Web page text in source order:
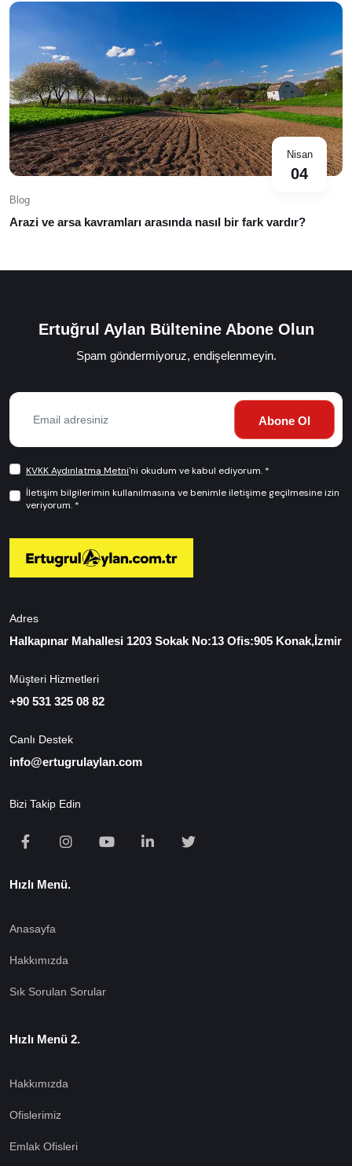
Nisan
04
Blog
Arazi ve arsa kavramları arasında nasıl bir fark vardır?
Ertuğrul Aylan Bültenine Abone Olun
Spam göndermiyoruz, endişelenmeyin.
Abone Ol
KVKK Aydınlatma Metni'ni okudum ve kabul ediyorum. *
İletişim bilgilerimin kullanılmasına ve benimle iletişime geçilmesine izin
veriyorum. *
Adres
Halkapınar Mahallesi 1203 Sokak No:13 Ofis:905 Konak,İzmir
Müşteri Hizmetleri
+90 531 325 08 82
Canlı Destek
info@ertugrulaylan.com
Bizi Takip Edin
Hızlı Menü.
Anasayfa
Hakkımızda
Sık Sorulan Sorular
Hızlı Menü 2.
Hakkımızda
Ofislerimiz
Emlak Ofisleri